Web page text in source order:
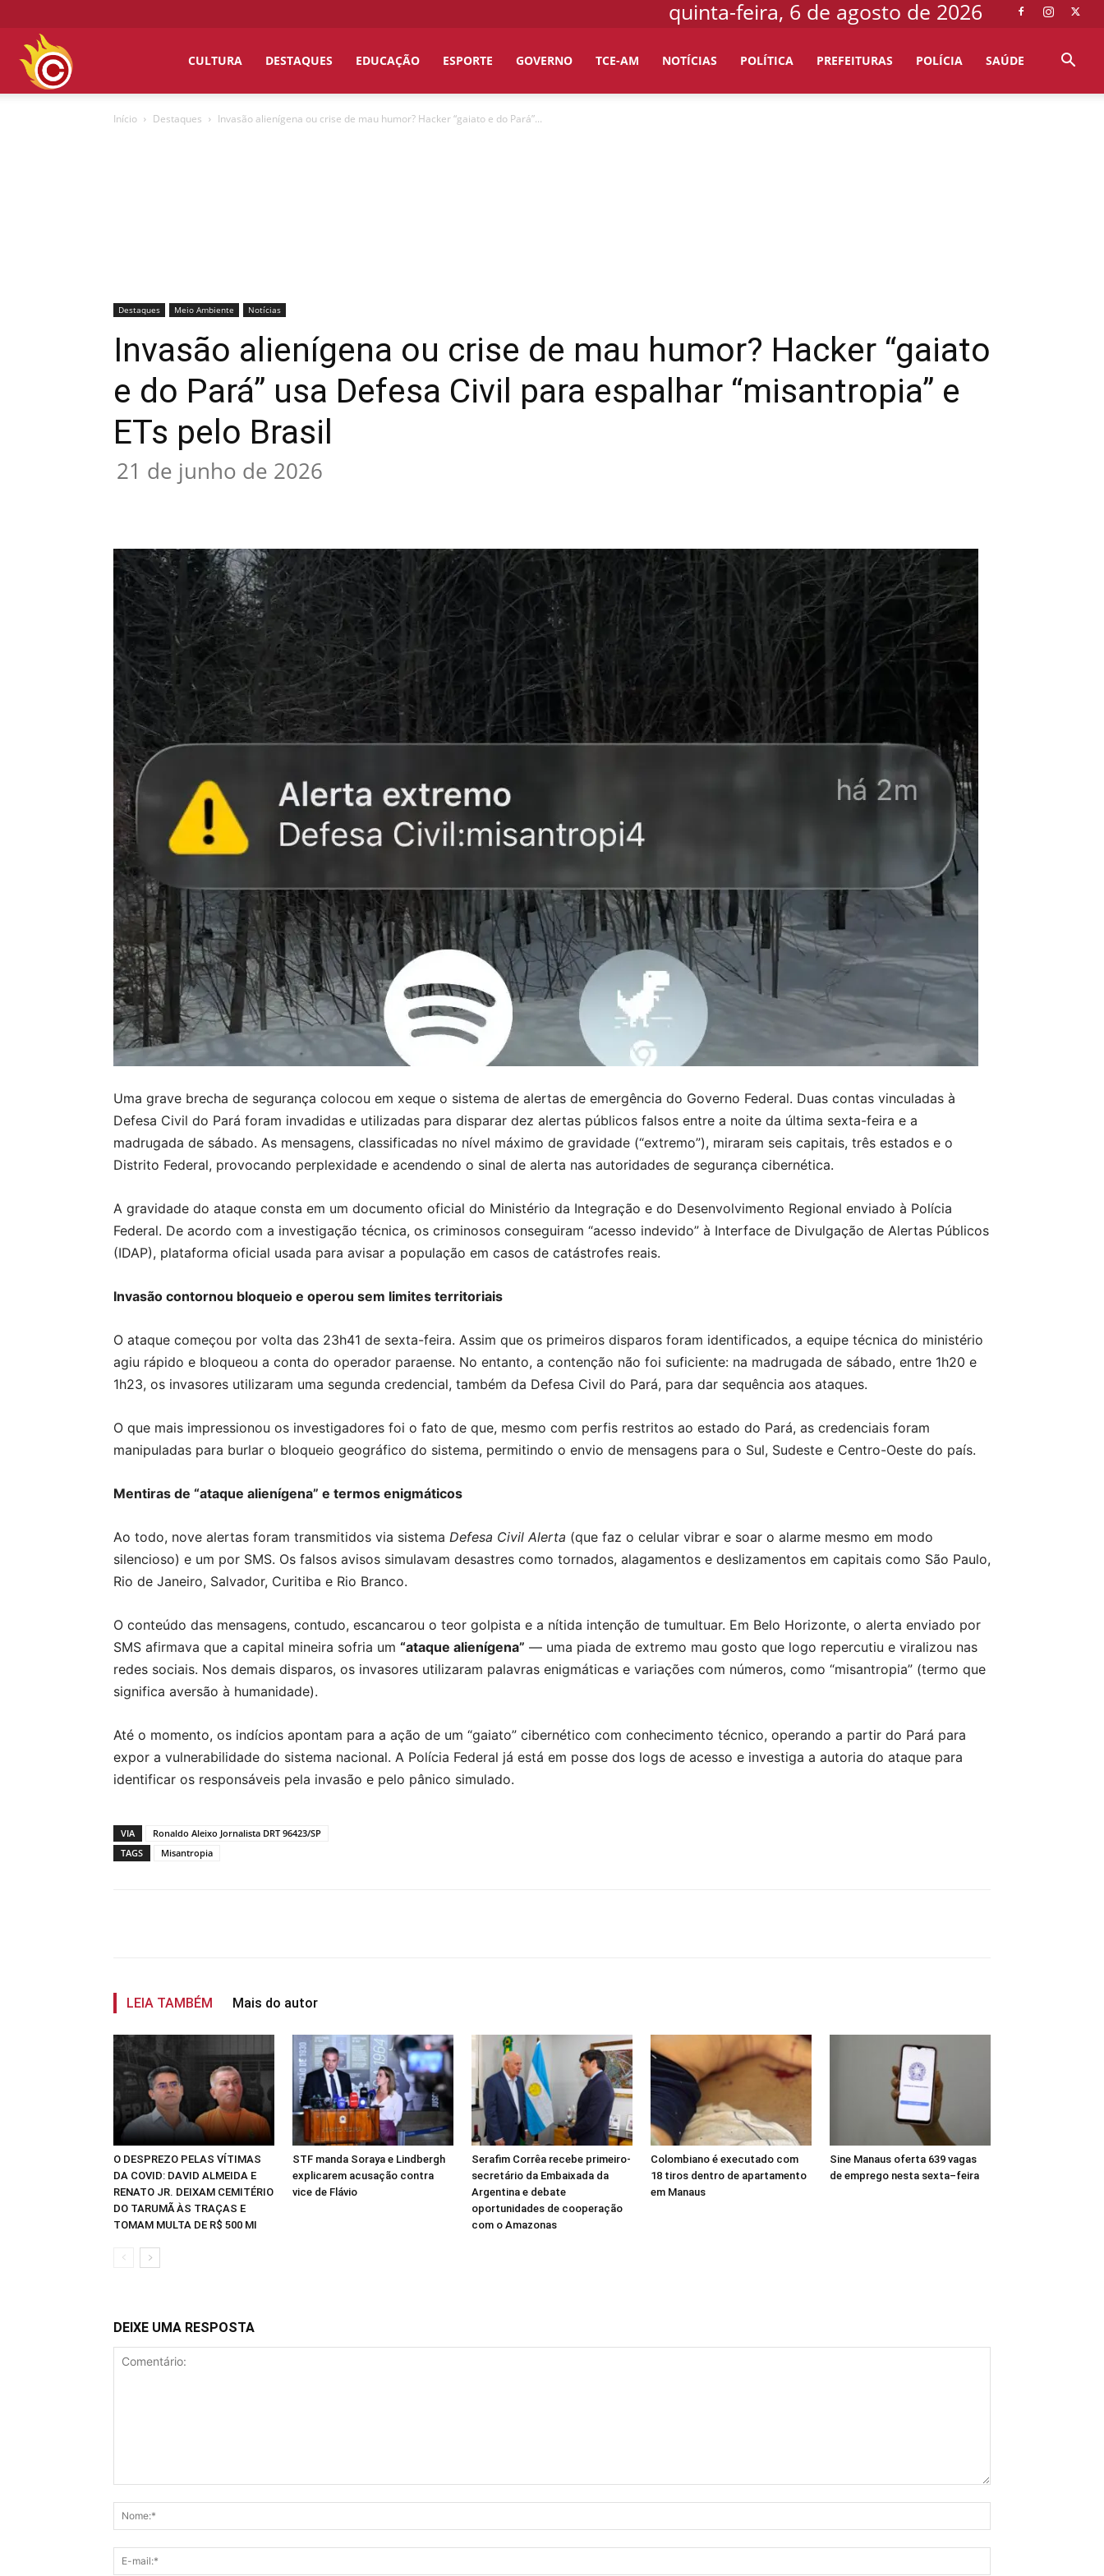
quinta-feira, 6 de agosto de 2026
CULTURA DESTAQUES EDUCAÇÃO ESPORTE GOVERNO TCE-AM NOTÍCIAS POLÍTICA PREFEITURAS POLÍCIA SAÚDE
Início Destaques Invasão alienígena ou crise de mau humor? Hacker “gaiato e do Pará”...
Destaques Meio Ambiente Notícias
Invasão alienígena ou crise de mau humor? Hacker “gaiato
e do Pará” usa Defesa Civil para espalhar “misantropia” e
ETs pelo Brasil
21 de junho de 2026
Uma grave brecha de segurança colocou em xeque o sistema de alertas de emergência do Governo Federal. Duas contas vinculadas à
Defesa Civil do Pará foram invadidas e utilizadas para disparar dez alertas públicos falsos entre a noite da última sexta-feira e a
madrugada de sábado. As mensagens, classificadas no nível máximo de gravidade (“extremo”), miraram seis capitais, três estados e o
Distrito Federal, provocando perplexidade e acendendo o sinal de alerta nas autoridades de segurança cibernética.
A gravidade do ataque consta em um documento oficial do Ministério da Integração e do Desenvolvimento Regional enviado à Polícia
Federal. De acordo com a investigação técnica, os criminosos conseguiram “acesso indevido” à Interface de Divulgação de Alertas Públicos
(IDAP), plataforma oficial usada para avisar a população em casos de catástrofes reais.
Invasão contornou bloqueio e operou sem limites territoriais
O ataque começou por volta das 23h41 de sexta-feira. Assim que os primeiros disparos foram identificados, a equipe técnica do ministério
agiu rápido e bloqueou a conta do operador paraense. No entanto, a contenção não foi suficiente: na madrugada de sábado, entre 1h20 e
1h23, os invasores utilizaram uma segunda credencial, também da Defesa Civil do Pará, para dar sequência aos ataques.
O que mais impressionou os investigadores foi o fato de que, mesmo com perfis restritos ao estado do Pará, as credenciais foram
manipuladas para burlar o bloqueio geográfico do sistema, permitindo o envio de mensagens para o Sul, Sudeste e Centro-Oeste do país.
Mentiras de “ataque alienígena” e termos enigmáticos
Ao todo, nove alertas foram transmitidos via sistema Defesa Civil Alerta (que faz o celular vibrar e soar o alarme mesmo em modo
silencioso) e um por SMS. Os falsos avisos simulavam desastres como tornados, alagamentos e deslizamentos em capitais como São Paulo,
Rio de Janeiro, Salvador, Curitiba e Rio Branco.
O conteúdo das mensagens, contudo, escancarou o teor golpista e a nítida intenção de tumultuar. Em Belo Horizonte, o alerta enviado por
SMS afirmava que a capital mineira sofria um “ataque alienígena” — uma piada de extremo mau gosto que logo repercutiu e viralizou nas
redes sociais. Nos demais disparos, os invasores utilizaram palavras enigmáticas e variações com números, como “misantropia” (termo que
significa aversão à humanidade).
Até o momento, os indícios apontam para a ação de um “gaiato” cibernético com conhecimento técnico, operando a partir do Pará para
expor a vulnerabilidade do sistema nacional. A Polícia Federal já está em posse dos logs de acesso e investiga a autoria do ataque para
identificar os responsáveis pela invasão e pelo pânico simulado.
VIA
Ronaldo Aleixo Jornalista DRT 96423/SP
TAGS
Misantropia
LEIA TAMBÉM Mais do autor
O DESPREZO PELAS VÍTIMAS
DA COVID: DAVID ALMEIDA E
RENATO JR. DEIXAM CEMITÉRIO
DO TARUMÃ ÀS TRAÇAS E
TOMAM MULTA DE R$ 500 MI
STF manda Soraya e Lindbergh
explicarem acusação contra
vice de Flávio
Serafim Corrêa recebe primeiro-
secretário da Embaixada da
Argentina e debate
oportunidades de cooperação
com o Amazonas
Colombiano é executado com
18 tiros dentro de apartamento
em Manaus
Sine Manaus oferta 639 vagas
de emprego nesta sexta–feira
DEIXE UMA RESPOSTA